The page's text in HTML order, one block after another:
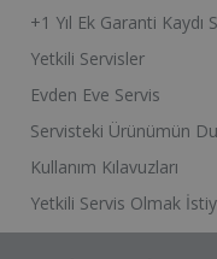
+1 Yıl Ek Garanti Kaydı
Yetkili Servisler
Evden Eve Servis
Servisteki Ürünümün
Kullanım Kılavuzları
Yetkili Servis Olmak